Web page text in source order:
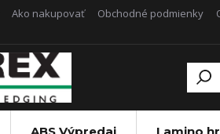
Ako nakupovať Obchodné podmienky